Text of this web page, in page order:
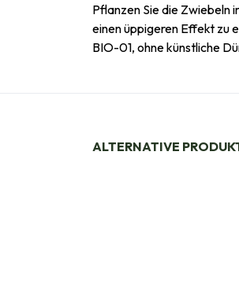
Pflanzen Sie die Zwiebeln
einen üppigeren Effekt zu
BIO-01, ohne künstliche
ALTERNATIVE